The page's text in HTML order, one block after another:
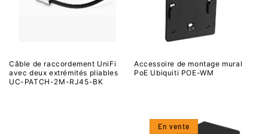
Câble de raccordement UniFi
avec deux extrémités pliables
UC-PATCH-2M-RJ45-BK
Accessoire de montage mural
PoE Ubiquiti POE-WM
En vente